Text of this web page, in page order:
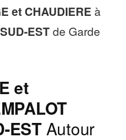
et CHAUDIERE à
ESTde Garde
et
ESTAutour